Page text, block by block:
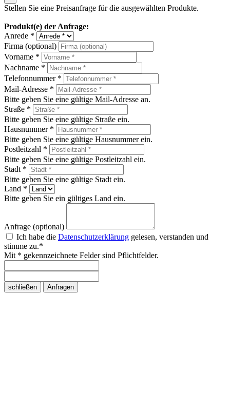
Stellen Sie eine Preisanfrage für die ausgewählten Produkte.
Produkt(e) der Anfrage:
Anrede *
Firma (optional)
Vorname *
Nachname *
Telefonnummer *
Mail-Adresse *
Bitte geben Sie eine gültige Mail-Adresse an.
Straße *
Bitte geben Sie eine gültige Straße ein.
Hausnummer *
Bitte geben Sie eine gültige Hausnummer ein.
Postleitzahl *
Bitte geben Sie eine gültige Postleitzahl ein.
Stadt *
Bitte geben Sie eine gültige Stadt ein.
Land *
Bitte geben Sie ein gültiges Land ein.
Anfrage (optional)
Ich habe die Datenschutzerklärung gelesen, verstanden und
stimme zu.*
Mit * gekennzeichnete Felder sind Pflichtfelder.
schließen Anfragen